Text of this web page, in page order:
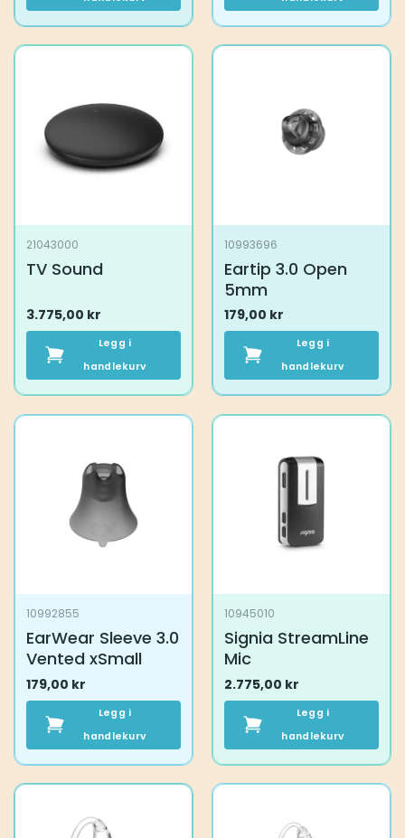
21043000
TV Sound
3.775,00 kr
Legg i
handlekurv
10993696
Eartip 3.0 Open
5mm
179,00 kr
Legg i
handlekurv
10992855
EarWear Sleeve 3.0
Vented xSmall
179,00 kr
Legg i
handlekurv
10945010
Signia StreamLine
Mic
2.775,00 kr
Legg i
handlekurv